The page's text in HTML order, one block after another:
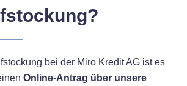
bei der Miro Kredit AG ist es
Online-Antrag über unsere